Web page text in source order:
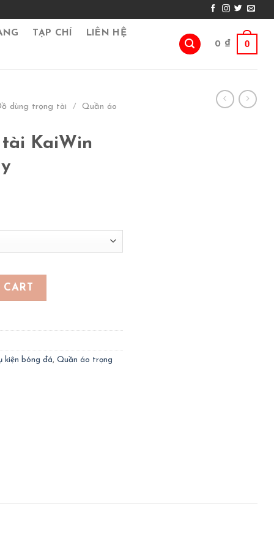
TẠP CHÍ
LIÊN HỆ
0 ₫ 0
dùng trọng tài / Quần áo
KaiWin
xanh lá cây quantity
kiện bóng đá, Quần áo trọng